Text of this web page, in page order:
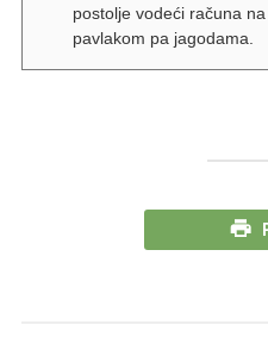
postolje vodeći računa
pavlakom pa jagodama.